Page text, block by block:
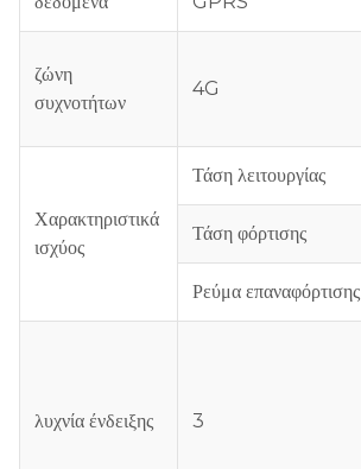
ζώνη
συχνοτήτων
4G
Χαρακτηριστικά
ισχύος
Τάση λειτουργίας
Τάση φόρτισης
Ρεύμα επαναφόρτισης
λυχνία ένδειξης 3